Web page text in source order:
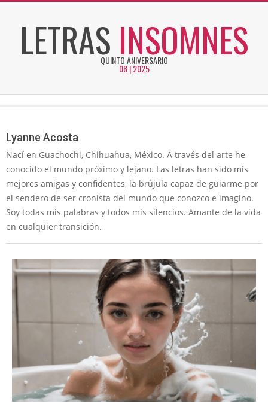
LETRAS INSOMNES
QUINTO ANIVERSARIO
08 | 2025
Lyanne Acosta
Nací en Guachochi, Chihuahua, México. A través del arte he
conocido el mundo próximo y lejano. Las letras han sido mis
mejores amigas y confidentes, la brújula capaz de guiarme por
el sendero de ser cronista del mundo que conozco e imagino.
Soy todas mis palabras y todos mis silencios. Amante de la vida
en cualquier transición.